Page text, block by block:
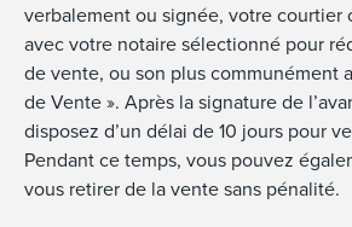
verbalement ou signée, votre courtier
avec votre notaire sélectionné pour
de vente, ou son plus communément
de Vente ». Après la signature de
disposez d’un délai de 10 jours pour
Pendant ce temps, vous pouvez
vous retirer de la vente sans pénalité.